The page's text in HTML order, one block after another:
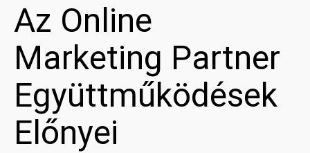
Az Online
Marketing Partner
Együttműködések
Előnyei